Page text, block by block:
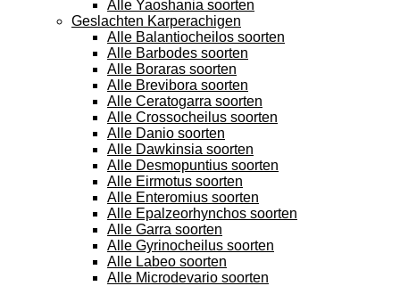
Alle Yaoshania soorten
Geslachten Karperachigen
Alle Balantiocheilos soorten
Alle Barbodes soorten
Alle Boraras soorten
Alle Brevibora soorten
Alle Ceratogarra soorten
Alle Crossocheilus soorten
Alle Danio soorten
Alle Dawkinsia soorten
Alle Desmopuntius soorten
Alle Eirmotus soorten
Alle Enteromius soorten
Alle Epalzeorhynchos soorten
Alle Garra soorten
Alle Gyrinocheilus soorten
Alle Labeo soorten
Alle Microdevario soorten